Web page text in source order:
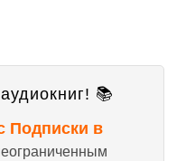
📚
Подписки в